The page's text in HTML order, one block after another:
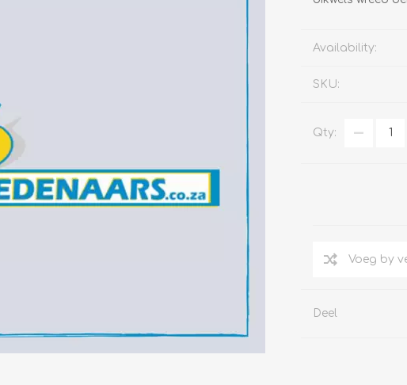
Availability:
SKU:
Qty:
Deel